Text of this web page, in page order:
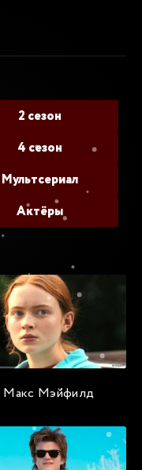
2 сезон
4 сезон
Мультсериал
Актёры
Макс Мэйфилд